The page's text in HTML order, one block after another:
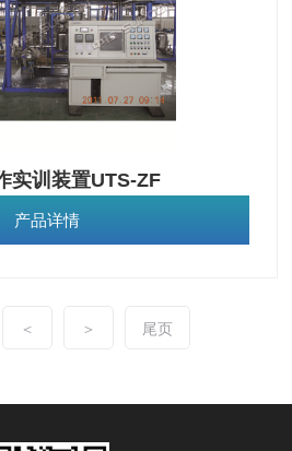
实训装置UTS-ZF
产品详情
＜ ＞ 尾页